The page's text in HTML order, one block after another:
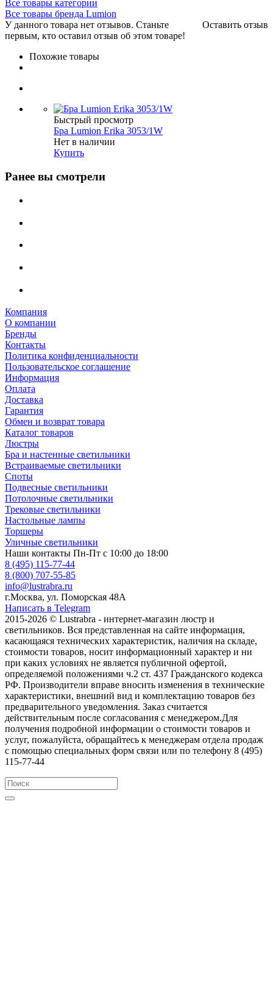
Все товары категории
Все товары бренда Lumion
Оставить отзыв
У данного товара нет отзывов. Станьте
первым, кто оставил отзыв об этом товаре!
Похожие товары
Быстрый просмотр
Бра Lumion Erika 3053/1W
Нет в наличии
Купить
Ранее вы смотрели
Компания
О компании
Бренды
Контакты
Политика конфиденциальности
Пользовательское соглашение
Информация
Оплата
Доставка
Гарантия
Обмен и возврат товара
Каталог товаров
Люстры
Бра и настенные светильники
Встраиваемые светильники
Споты
Подвесные светильники
Потолочные светильники
Трековые светильники
Настольные лампы
Торшеры
Уличные светильники
Наши контакты Пн-Пт с 10:00 до 18:00
8 (495) 115-77-44
8 (800) 707-55-85
info@lustrabra.ru
г.Москва, ул. Поморская 48А
Написать в Telegram
2015-2026 © Lustrabra - интернет-магазин люстр и
светильников. Вся представленная на сайте информация,
касающаяся технических характеристик, наличия на складе,
стоимости товаров, носит информационный характер и ни
при каких условиях не является публичной офертой,
определяемой положениями ч.2 ст. 437 Гражданского кодекса
РФ. Производители вправе вносить изменения в технические
характеристики, внешний вид и комплектацию товаров без
предварительного уведомления. Заказ считается
действительным после согласования с менеджером.Для
получения подробной информации о стоимости товаров и
услуг, пожалуйста, обращайтесь к менеджерам отдела продаж
с помощью специальных форм связи или по телефону 8 (495)
115-77-44